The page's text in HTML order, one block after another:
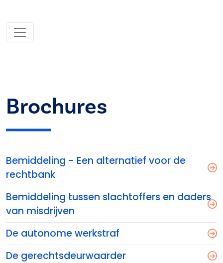
Brochures
Bemiddeling - Een alternatief voor de
rechtbank
Bemiddeling tussen slachtoffers en daders
van misdrijven
De autonome werkstraf
De gerechtsdeurwaarder